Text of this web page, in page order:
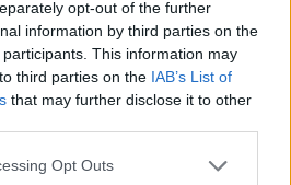
opt-out of the further
information by third parties on the
participants. This information may
third parties on the IAB’s List of
that may further disclose it to other
Opt Outs
50.000 Kč • příspěvek na ubytování
elektronická zařízení údržby (m/ž) (tř.
II)
s.r.o. Jihlava • CNC operátor• mzda
Kč • příspěvek na ubytování (Jihlava,
s.r.o. • montážní dělník • mzda 44.700